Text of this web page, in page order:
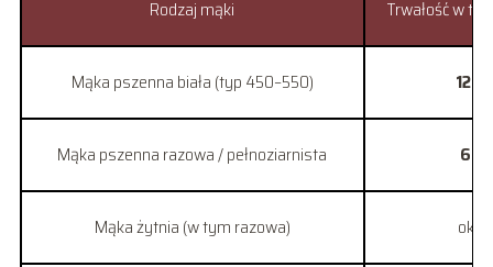
Rodzaj mąki Trwałość w
Mąka pszenna biała (typ 450–550)
Mąka pszenna razowa / pełnoziarnista
Mąka żytnia (w tym razowa) ok.